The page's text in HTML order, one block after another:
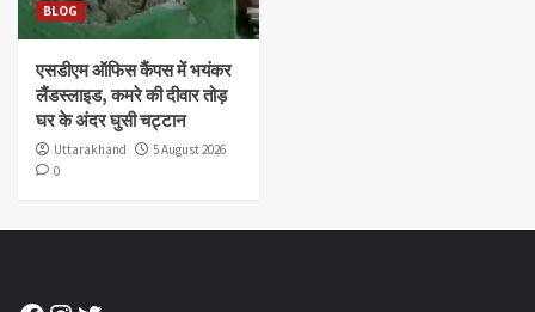
BLOG
एसडीएम ऑफिस कैंपस में भयंकर
लैंडस्लाइड, कमरे की दीवार तोड़
घर के अंदर घुसी चट्टान
Uttarakhand
5 August 2026
0